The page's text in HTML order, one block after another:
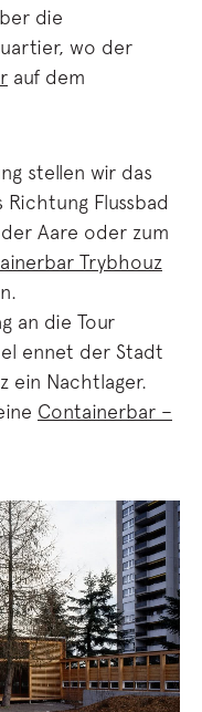
die
wo der
auf dem
stellen wir das
Richtung Flussbad
Aare oder zum
Trybhouz
an die Tour
ennet der Stadt
ein Nachtlager.
Containerbar –